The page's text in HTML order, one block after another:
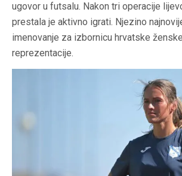
ugovor u futsalu. Nakon tri operacije
prestala je aktivno igrati. Njezino
imenovanje za izbornicu hrvatske
reprezentacije.